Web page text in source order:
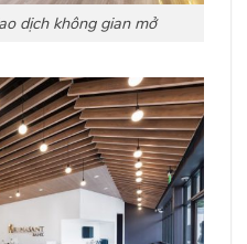
dịch không gian mở